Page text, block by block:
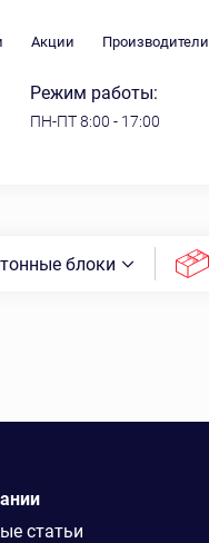
Акции Производители
Режим работы:
ПН-ПТ 8:00 - 17:00
блоки
статьи